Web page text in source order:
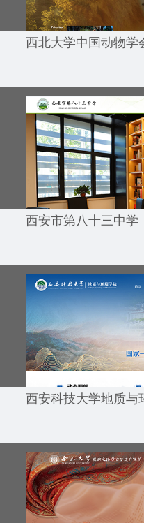
西北大学中国动物学
西安市第八十三中学
西安科技大学地质与